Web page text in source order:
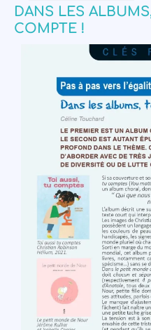
DANS LES
COMPTE !